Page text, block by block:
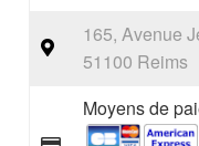
165, Avenue
51100 Reims
Moyens de